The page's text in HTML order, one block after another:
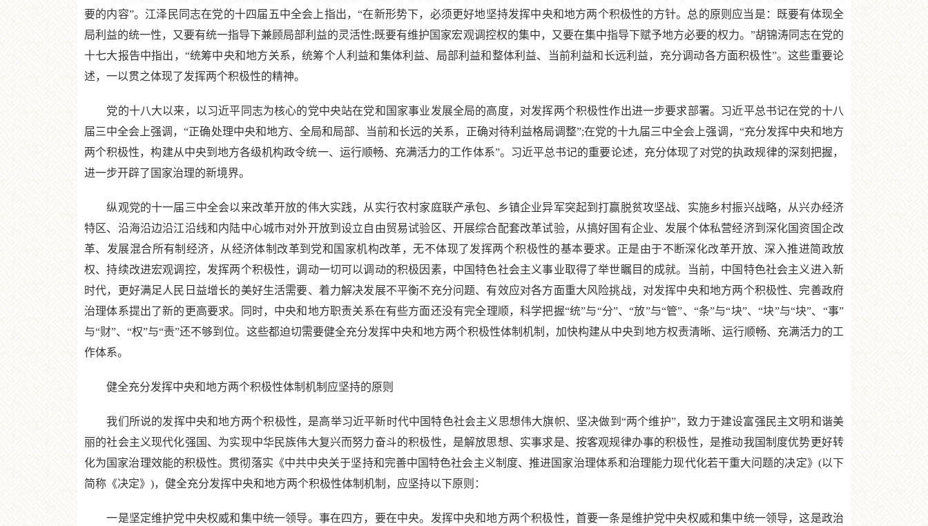
要的内容”。江泽民同志在党的十四届五中全会上指出，“在新形势下，必须更好地坚持发挥中央和地方两个积极性的方针。总的原则应当是：既要有体现全
局利益的统一性，又要有统一指导下兼顾局部利益的灵活性;既要有维护国家宏观调控权的集中，又要在集中指导下赋予地方必要的权力。”胡锦涛同志在党的
十七大报告中指出，“统筹中央和地方关系，统筹个人利益和集体利益、局部利益和整体利益、当前利益和长远利益，充分调动各方面积极性”。这些重要论
述，一以贯之体现了发挥两个积极性的精神。
党的十八大以来，以习近平同志为核心的党中央站在党和国家事业发展全局的高度，对发挥两个积极性作出进一步要求部署。习近平总书记在党的十八
届三中全会上强调，“正确处理中央和地方、全局和局部、当前和长远的关系，正确对待利益格局调整”;在党的十九届三中全会上强调，“充分发挥中央和地方
两个积极性，构建从中央到地方各级机构政令统一、运行顺畅、充满活力的工作体系”。习近平总书记的重要论述，充分体现了对党的执政规律的深刻把握，
进一步开辟了国家治理的新境界。
纵观党的十一届三中全会以来改革开放的伟大实践，从实行农村家庭联产承包、乡镇企业异军突起到打赢脱贫攻坚战、实施乡村振兴战略，从兴办经济
特区、沿海沿边沿江沿线和内陆中心城市对外开放到设立自由贸易试验区、开展综合配套改革试验，从搞好国有企业、发展个体私营经济到深化国资国企改
革、发展混合所有制经济，从经济体制改革到党和国家机构改革，无不体现了发挥两个积极性的基本要求。正是由于不断深化改革开放、深入推进简政放
权、持续改进宏观调控，发挥两个积极性，调动一切可以调动的积极因素，中国特色社会主义事业取得了举世瞩目的成就。当前，中国特色社会主义进入新
时代，更好满足人民日益增长的美好生活需要、着力解决发展不平衡不充分问题、有效应对各方面重大风险挑战，对发挥中央和地方两个积极性、完善政府
治理体系提出了新的更高要求。同时，中央和地方职责关系在有些方面还没有完全理顺，科学把握“统”与“分”、“放”与“管”、“条”与“块”、“块”与“块”、“事”
与“财”、“权”与“责”还不够到位。这些都迫切需要健全充分发挥中央和地方两个积极性体制机制，加快构建从中央到地方权责清晰、运行顺畅、充满活力的工
作体系。
健全充分发挥中央和地方两个积极性体制机制应坚持的原则
我们所说的发挥中央和地方两个积极性，是高举习近平新时代中国特色社会主义思想伟大旗帜、坚决做到“两个维护”，致力于建设富强民主文明和谐美
丽的社会主义现代化强国、为实现中华民族伟大复兴而努力奋斗的积极性，是解放思想、实事求是、按客观规律办事的积极性，是推动我国制度优势更好转
化为国家治理效能的积极性。贯彻落实《中共中央关于坚持和完善中国特色社会主义制度、推进国家治理体系和治理能力现代化若干重大问题的决定》(以下
简称《决定》)，健全充分发挥中央和地方两个积极性体制机制，应坚持以下原则：
一是坚定维护党中央权威和集中统一领导。事在四方，要在中央。发挥中央和地方两个积极性，首要一条是维护党中央权威和集中统一领导，这是政治